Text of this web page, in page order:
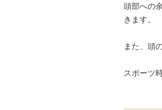
頭部への
きます。
また、頭
スポーツ